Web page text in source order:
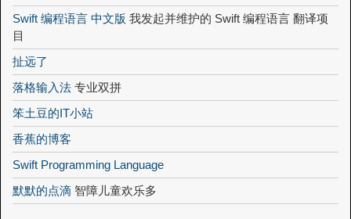
Swift 编程语言 中文版 我发起并维护的 Swift 编程语言 翻译项
目
扯远了
落格输入法 专业双拼
笨土豆的IT小站
香蕉的博客
Swift Programming Language
默默的点滴 智障儿童欢乐多